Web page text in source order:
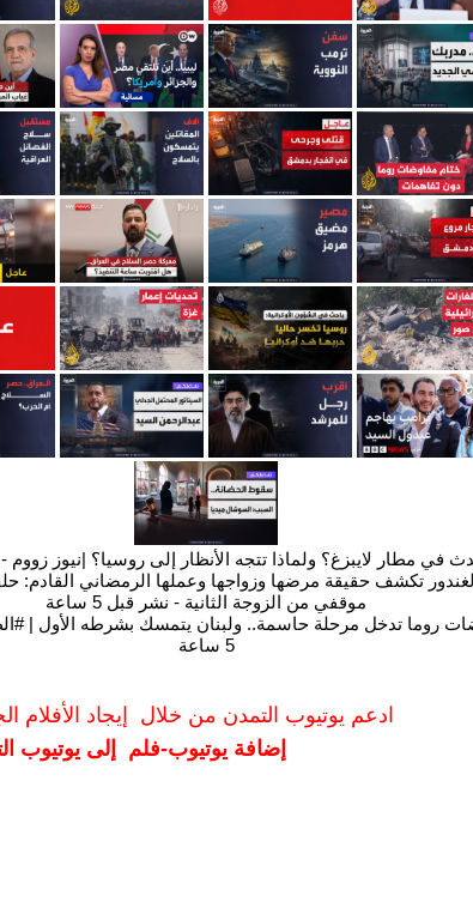
ادعم يوتيوب التمدن من خلال إيجاد الأفلام
إضافة يوتيوب-فلم إلى يوتيوب